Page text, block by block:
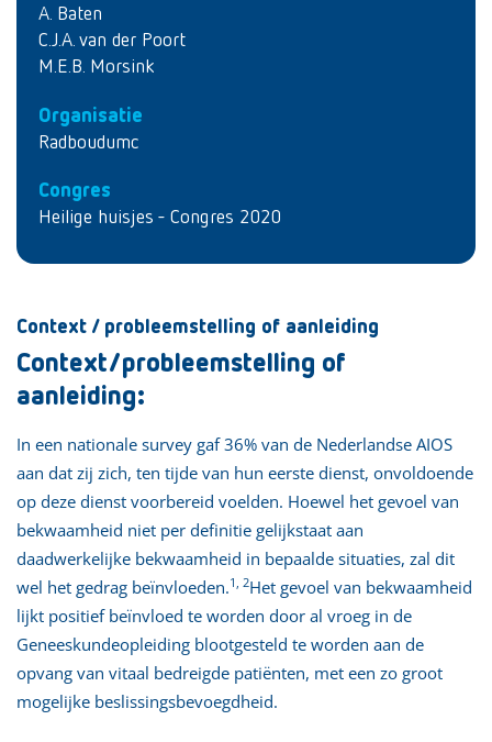
A. Baten
C.J.A. van der Poort
M.E.B. Morsink
Organisatie
Radboudumc
Congres
Heilige huisjes - Congres 2020
Context / probleemstelling of aanleiding
Context/probleemstelling of
aanleiding:
In een nationale survey gaf 36% van de Nederlandse AIOS
aan dat zij zich, ten tijde van hun eerste dienst, onvoldoende
op deze dienst voorbereid voelden. Hoewel het gevoel van
bekwaamheid niet per definitie gelijkstaat aan
daadwerkelijke bekwaamheid in bepaalde situaties, zal dit
wel het gedrag beïnvloeden.1, 2Het gevoel van bekwaamheid
lijkt positief beïnvloed te worden door al vroeg in de
Geneeskundeopleiding blootgesteld te worden aan de
opvang van vitaal bedreigde patiënten, met een zo groot
mogelijke beslissingsbevoegdheid.